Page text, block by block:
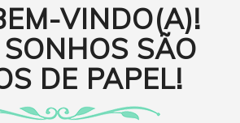
VINDO(A)!
SÃO
DE PAPEL!